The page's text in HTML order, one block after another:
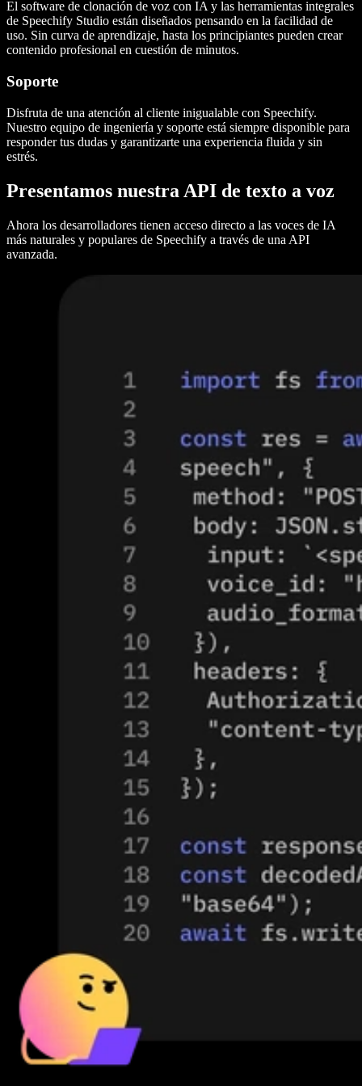
El software de clonación de voz con IA y las herramientas integrales
de Speechify Studio están diseñados pensando en la facilidad de
uso. Sin curva de aprendizaje, hasta los principiantes pueden crear
contenido profesional en cuestión de minutos.
Soporte
Disfruta de una atención al cliente inigualable con Speechify.
Nuestro equipo de ingeniería y soporte está siempre disponible para
responder tus dudas y garantizarte una experiencia fluida y sin
estrés.
Presentamos nuestra API de texto a voz
Ahora los desarrolladores tienen acceso directo a las voces de IA
más naturales y populares de Speechify a través de una API
avanzada.